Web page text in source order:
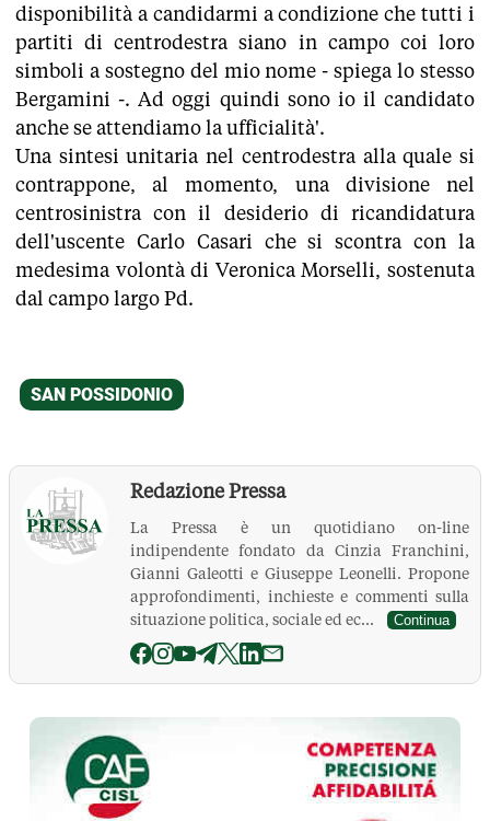
disponibilità a candidarmi a condizione che tutti i
partiti di centrodestra siano in campo coi loro
simboli a sostegno del mio nome - spiega lo stesso
Bergamini -. Ad oggi quindi sono io il candidato
anche se attendiamo la ufficialità'.
Una sintesi unitaria nel centrodestra alla quale si
contrappone, al momento, una divisione nel
centrosinistra con il desiderio di ricandidatura
dell'uscente Carlo Casari che si scontra con la
medesima volontà di Veronica Morselli, sostenuta
dal campo largo Pd.
Redazione Pressa
La Pressa è un quotidiano on-line
indipendente fondato da Cinzia Franchini,
Gianni Galeotti e Giuseppe Leonelli. Propone
approfondimenti, inchieste e commenti sulla
situazione politica, sociale ed ec...
Continua
La Pressa